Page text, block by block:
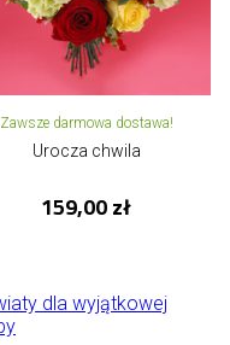
Zawsze darmowa dostawa!
Urocza chwila
159,00 zł